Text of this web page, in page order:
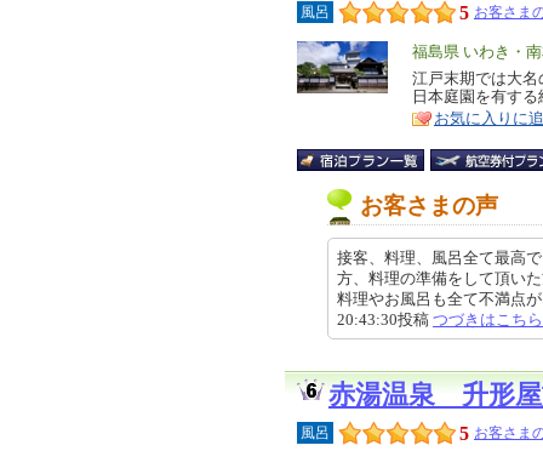
風呂 5 お客さま
エ
リ
ア
福島県 いわき・
特
徴
江戸末期では大
日本庭園を有す
お気に入りに
お客さまの声
接客、料理、風呂全て最高
方、料理の準備をして頂い
料理やお風呂も全て不満点
20:43:30投稿 つづきはこちら
赤湯温泉 升形
風呂 5 お客さま